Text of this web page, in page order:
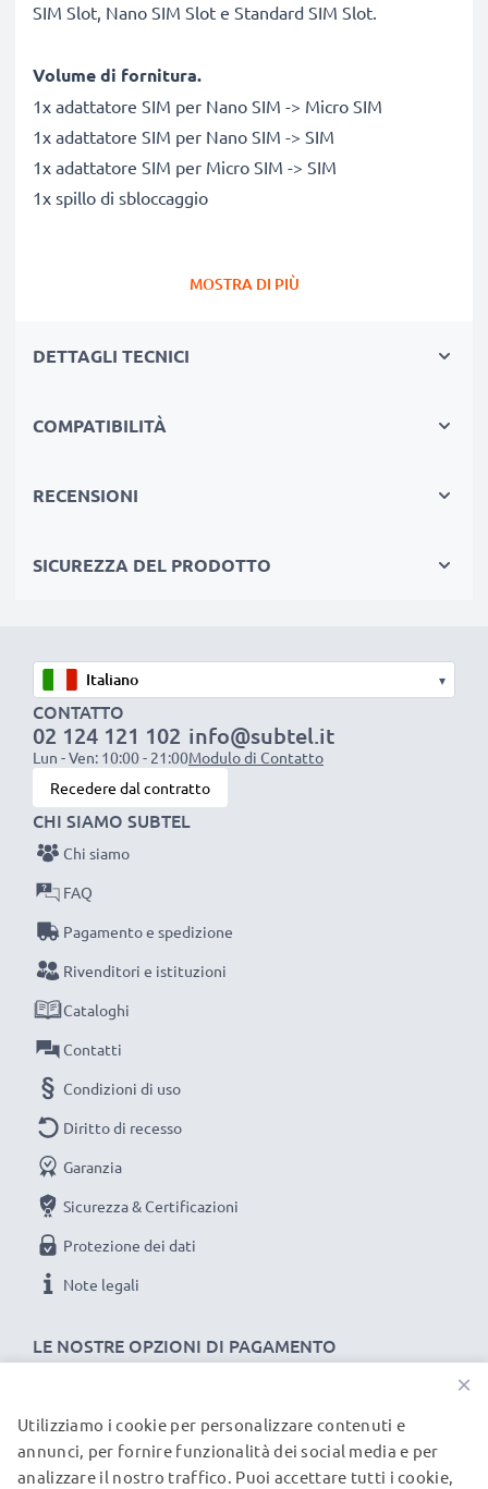
SIM Slot, Nano SIM Slot e Standard SIM Slot.
Volume di fornitura.
1x adattatore SIM per Nano SIM -> Micro SIM
1x adattatore SIM per Nano SIM -> SIM
1x adattatore SIM per Micro SIM -> SIM
1x spillo di sbloccaggio
MOSTRA DI PIÙ
DETTAGLI TECNICI
COMPATIBILITÀ
RECENSIONI
SICUREZZA DEL PRODOTTO
▾
CONTATTO
02 124 121 102
Lun - Ven: 10:00 - 21:00
info@subtel.it
Modulo di Contatto
Recedere dal contratto
LE NOSTRE OPZIONI DI PAGAMENTO
CHI SIAMO SUBTEL
Chi siamo
FAQ
Pagamento e spedizione
Rivenditori e istituzioni
Cataloghi
Contatti
Condizioni di uso
Diritto di recesso
Garanzia
Sicurezza & Certificazioni
Protezione dei dati
Note legali
I NOSTRI PARTNER DI SPEDIZIONE
×
Utilizziamo i cookie per personalizzare contenuti e
annunci, per fornire funzionalità dei social media e per
analizzare il nostro traffico. Puoi accettare tutti i cookie,